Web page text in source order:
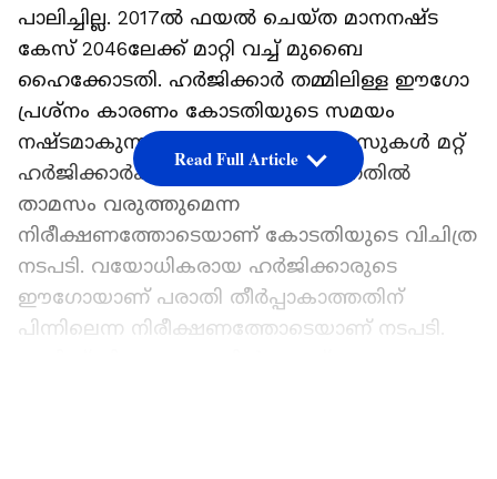
പാലിച്ചില്ല. 2017ൽ ഫയൽ ചെയ്ത മാനനഷ്ട
കേസ് 2046ലേക്ക് മാറ്റി വച്ച് മുബൈ
ഹൈക്കോടതി. ഹർജിക്കാർ തമ്മിലിള്ള ഈഗോ
പ്രശ്നം കാരണം കോടതിയുടെ സമയം
നഷ്ടമാകുന്നുവെന്നും ഇത്തരം കേസുകൾ മറ്റ്
ഹർജിക്കാർക്ക് നീതി നടപ്പിലാക്കുന്നതിൽ
താമസം വരുത്തുമെന്ന
നിരീക്ഷണത്തോടെയാണ് കോടതിയുടെ വിചിത്ര
നടപടി. വയോധികരായ ഹർജിക്കാരുടെ
ഈഗോയാണ് പരാതി തീർപ്പാകാത്തതിന്
പിന്നിലെന്ന നിരീക്ഷണത്തോടെയാണ് നടപടി.
Read Full Article